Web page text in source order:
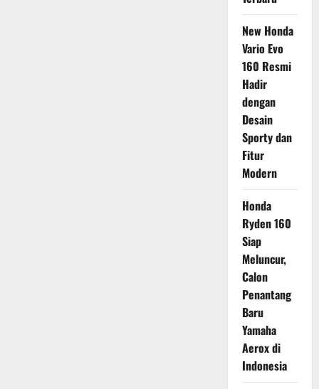
New Honda
Vario Evo
160 Resmi
Hadir
dengan
Desain
Sporty dan
Fitur
Modern
Honda
Ryden 160
Siap
Meluncur,
Calon
Penantang
Baru
Yamaha
Aerox di
Indonesia